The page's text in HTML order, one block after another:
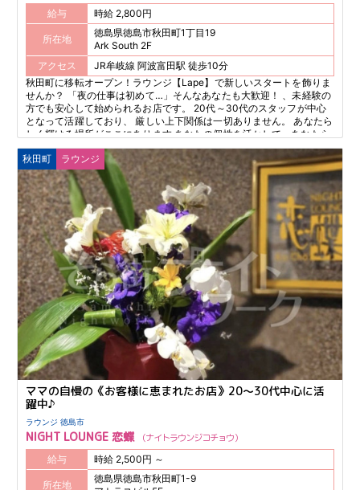
給与 時給 2,800円
所在地
徳島県徳島市秋田町1丁目19
Ark South 2F
アクセス
JR牟岐線 阿波富田駅 徒歩10分
秋田町に移転オープン！ラウンジ【Lape】で新しいスタートを飾りま
せんか？ 「夜の仕事は初めて…」そんなあなたも大歓迎！ 、未経験の
方でも安心して始められるお店です。 20代～30代のスタッフが中心
となって活躍しており、 厳しい上下関係は一切ありません。 あなたら
しく輝ける場所がここにあります あなたの個性を活かして、あなたら
しくお仕事に取り組んでいただけます。 ノルマもなく、気軽に働ける
のにしっかり稼げる高待遇をご用意。 どんな些細なことでも、お気軽
にご相談くださいね。
秋田町 ラウンジ
ママの自慢の《お客様に恵まれたお店》20～30代中心に活
躍中♪
ラウンジ 徳島市
NIGHT LOUNGE 恋蝶 ナイトラウンジコチョウ
給与 時給 2,500円 ～
所在地
徳島県徳島市秋田町1-9